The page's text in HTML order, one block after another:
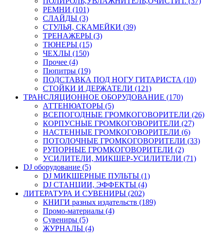
РЕМНИ (101)
СЛАЙДЫ (3)
СТУЛЬЯ, СКАМЕЙКИ (39)
ТРЕНАЖЕРЫ (3)
ТЮНЕРЫ (15)
ЧЕХЛЫ (150)
Прочее (4)
Пюпитры (19)
ПОДСТАВКА ПОД НОГУ ГИТАРИСТА (10)
СТОЙКИ И ДЕРЖАТЕЛИ (121)
ТРАНСЛЯЦИОННОЕ ОБОРУДОВАНИЕ (170)
АТТЕНЮАТОРЫ (5)
ВСЕПОГОДНЫЕ ГРОМКОГОВОРИТЕЛИ (26)
КОРПУСНЫЕ ГРОМКОГОВОРИТЕЛИ (27)
НАСТЕННЫЕ ГРОМКОГОВОРИТЕЛИ (6)
ПОТОЛОЧНЫЕ ГРОМКОГОВОРИТЕЛИ (33)
РУПОРНЫЕ ГРОМКОГОВОРИТЕЛИ (2)
УСИЛИТЕЛИ, МИКШЕР-УСИЛИТЕЛИ (71)
DJ оборудование (5)
DJ МИКШЕРНЫЕ ПУЛЬТЫ (1)
DJ СТАНЦИИ, ЭФФЕКТЫ (4)
ЛИТЕРАТУРА И СУВЕНИРЫ (202)
КНИГИ разных издательств (189)
Промо-материалы (4)
Сувениры (5)
ЖУРНАЛЫ (4)